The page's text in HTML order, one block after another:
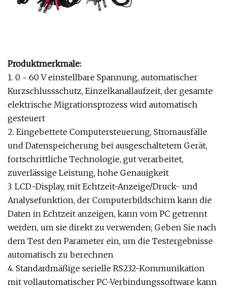
Produktmerkmale:
1. 0 ~ 60 V einstellbare Spannung, automatischer
Kurzschlussschutz, Einzelkanallaufzeit, der gesamte
elektrische Migrationsprozess wird automatisch
gesteuert
2. Eingebettete Computersteuerung, Stromausfälle
und Datenspeicherung bei ausgeschaltetem Gerät,
fortschrittliche Technologie, gut verarbeitet,
zuverlässige Leistung, hohe Genauigkeit
3. LCD-Display, mit Echtzeit-Anzeige/Druck- und
Analysefunktion, der Computerbildschirm kann die
Daten in Echtzeit anzeigen, kann vom PC getrennt
werden, um sie direkt zu verwenden; Geben Sie nach
dem Test den Parameter ein, um die Testergebnisse
automatisch zu berechnen
4. Standardmäßige serielle RS232-Kommunikation
mit vollautomatischer PC-Verbindungssoftware kann